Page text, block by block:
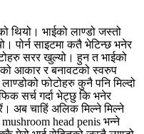
थियो। भाईको लाण्डो जस्तो
पोर्न साइटमा कतै भेटिन्छ भनेर
सरर खुल्यो। हुन त भाईको
आकार र बनावटको स्वरुप
लाण्डोको फोटोहरु कुनै पनि मिल्दो
सर्च गर्दा भेट्छु कि भनेर
अब चाहिं अलिक मिल्ने मिल्ने
head penis भन्ने